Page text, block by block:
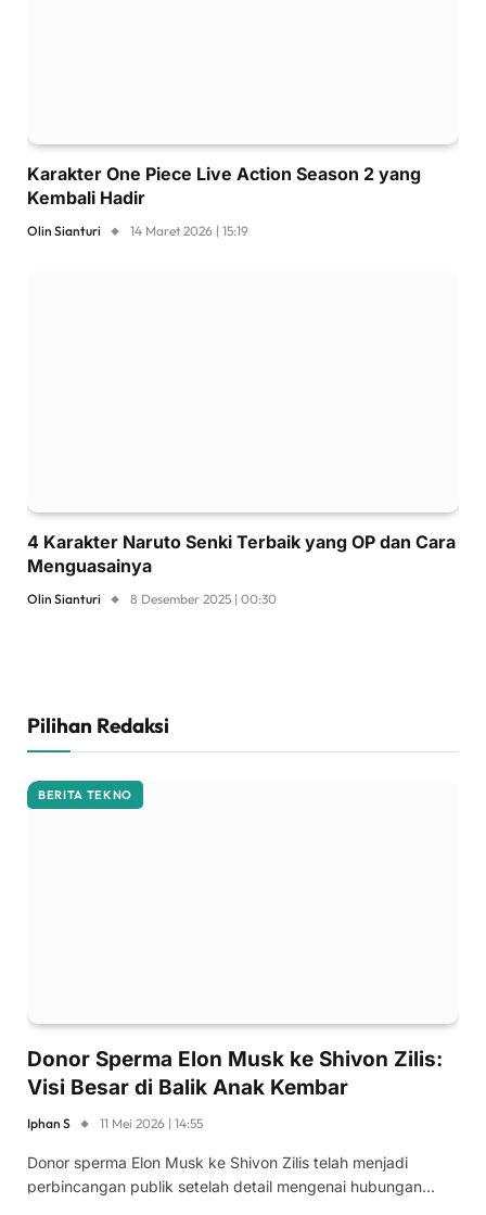
Karakter One Piece Live Action Season 2 yang
Kembali Hadir
Olin Sianturi 14 Maret 2026 | 15:19
4 Karakter Naruto Senki Terbaik yang OP dan Cara
Menguasainya
Olin Sianturi 8 Desember 2025 | 00:30
Pilihan Redaksi
BERITA TEKNO
Donor Sperma Elon Musk ke Shivon Zilis:
Visi Besar di Balik Anak Kembar
Iphan S 11 Mei 2026 | 14:55
Donor sperma Elon Musk ke Shivon Zilis telah menjadi
perbincangan publik setelah detail mengenai hubungan…